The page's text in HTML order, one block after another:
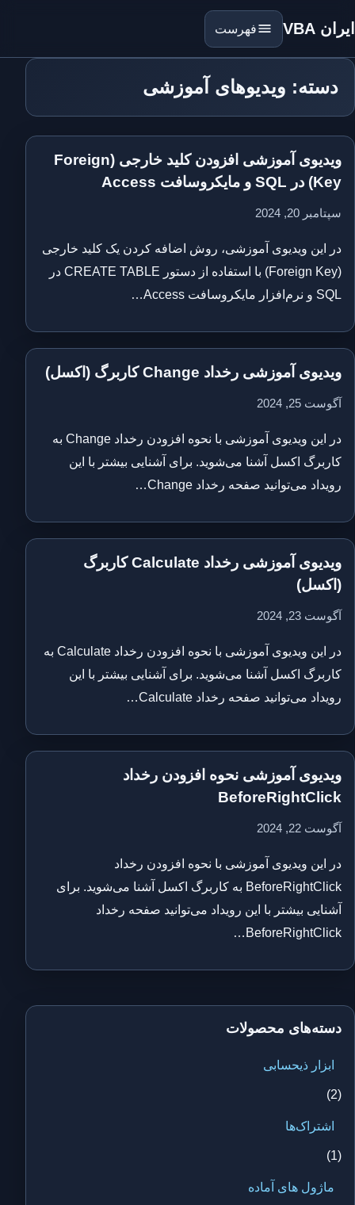
ایران VBA فهرست
دسته: ویدیوهای آموزشی
ویدیوی آموزشی افزودن کلید خارجی (Foreign
Key) در SQL و مایکروسافت Access
سپتامبر 20, 2024
در این ویدیوی آموزشی، روش اضافه کردن یک کلید خارجی
(Foreign Key) با استفاده از دستور CREATE TABLE در
SQL و نرم‌افزار مایکروسافت Access…
ویدیوی آموزشی رخداد Change کاربرگ (اکسل)
آگوست 25, 2024
در این ویدیوی آموزشی با نحوه افزودن رخداد Change به
کاربرگ اکسل آشنا می‌شوید. برای آشنایی بیشتر با این
رویداد می‌توانید صفحه رخداد Change…
ویدیوی آموزشی رخداد Calculate کاربرگ
(اکسل)
آگوست 23, 2024
در این ویدیوی آموزشی با نحوه افزودن رخداد Calculate به
کاربرگ اکسل آشنا می‌شوید. برای آشنایی بیشتر با این
رویداد می‌توانید صفحه رخداد Calculate…
ویدیوی آموزشی نحوه افزودن رخداد
BeforeRightClick
آگوست 22, 2024
در این ویدیوی آموزشی با نحوه افزودن رخداد
BeforeRightClick به کاربرگ اکسل آشنا می‌شوید. برای
آشنایی بیشتر با این رویداد می‌توانید صفحه رخداد
BeforeRightClick…
دسته‌های محصولات
ابزار ذیحسابی
(2)
اشتراک‌ها
(1)
ماژول های آماده